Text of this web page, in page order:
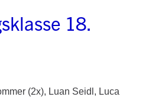
18.
(2x), Luan Seidl, Luca